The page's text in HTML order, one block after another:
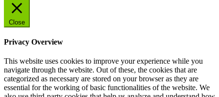
Close
Privacy Overview
This website uses cookies to improve your experience while you
navigate through the website. Out of these, the cookies that are
categorized as necessary are stored on your browser as they are
essential for the working of basic functionalities of the website. We